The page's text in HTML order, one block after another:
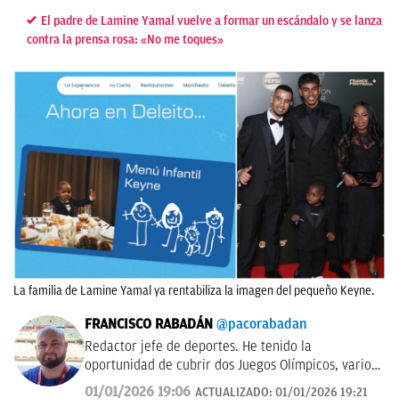
El padre de Lamine Yamal vuelve a formar un escándalo y se lanza
contra la prensa rosa: «No me toques»
La familia de Lamine Yamal ya rentabiliza la imagen del pequeño Keyne.
FRANCISCO RABADÁN @pacorabadan
Redactor jefe de deportes. He tenido la
oportunidad de cubrir dos Juegos Olímpicos, varios
Mundiales de distintas disciplinas y algún que otro
All-Star de la NBA con los Gasol. De Córdoba y sin
01/01/2026 19:06 ACTUALIZADO: 01/01/2026 19:21